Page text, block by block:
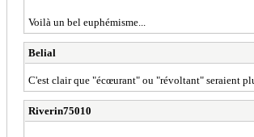
Voilà un bel euphémisme...
Belial
C'est clair que "écœurant" ou "révoltant" seraient
Riverin75010